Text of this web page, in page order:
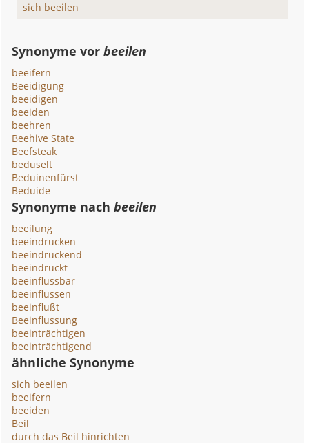
sich beeilen
Synonyme vorbeeilen
beeifern
Beeidigung
beeidigen
beeiden
beehren
Beehive State
Beefsteak
beduselt
Beduinenfürst
Beduide
Synonyme nachbeeilen
beeilung
beeindrucken
beeindruckend
beeindruckt
beeinflussbar
beeinflussen
beeinflußt
Beeinflussung
beeinträchtigen
beeinträchtigend
ähnliche Synonyme
sich beeilen
beeifern
beeiden
Beil
durch das Beil hinrichten